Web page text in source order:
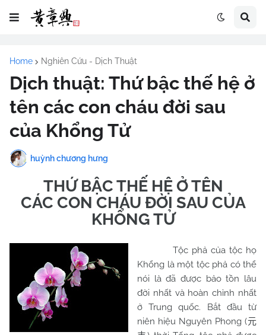
Home Nghiên Cứu - Dịch Thuật
Dịch thuật: Thứ bậc thế hệ ở
tên các con cháu đời sau
của Khổng Tử
huỳnh chương hưng
THỨ BẬC THẾ HỆ Ở TÊN
CÁC CON CHÁU ĐỜI SAU CỦA
KHỔNG TỬ
Tộc phả của tộc họ
Khổng là một tộc phả có thể
nói là đã được bảo tồn lâu
đời nhất và hoàn chỉnh nhất
ở Trung quốc. Bắt đầu từ
niên hiệu Nguyên Phong (元